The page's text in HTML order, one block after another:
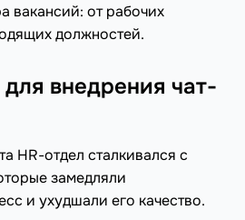
вакансий: от рабочих
должностей.
внедрения чат-
HR-отдел сталкивался с
замедляли
и ухудшали его качество.